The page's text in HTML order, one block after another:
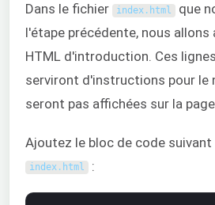
Dans le fichier index. html que
l'étape précédente, nous
HTML d'introduction. Ces
serviront d'instructions pour le
seront pas affichées sur la
Ajoutez le bloc de code
index. html :